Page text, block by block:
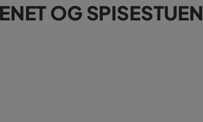
OG SPISESTUEN